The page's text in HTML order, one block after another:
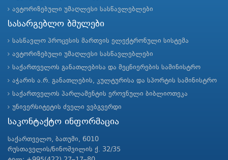
ავტორიზებული უმაღლესი სასწავლებლები
სასარგებლო ბმულები
სასწავლო პროცესის მართვის ელექტრონული სისტემა
ავტორიზებული უმაღლესი სასწავლებლები
საქართველოს განათლებისა და მეცნიერების სამინისტრო
აჭარის ა.რ. განათლების, კულტურისა და სპორტის სამინისტრო
საქართველოს პარლამენტის ეროვნული ბიბლიოთეკა
უნივერსიტეტის ძველი ვებგვერდი
საკონტაქტო ინფორმაცია
საქართველო, ბათუმი, 6010
რუსთაველის/ნინოშვილის ქ. 32/35